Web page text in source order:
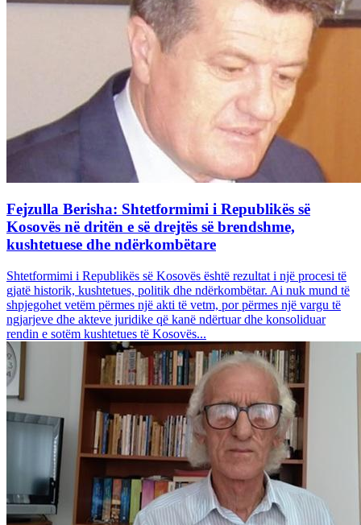
Fejzulla Berisha: Shtetformimi i Republikës së
Kosovës në dritën e së drejtës së brendshme,
kushtetuese dhe ndërkombëtare
Shtetformimi i Republikës së Kosovës është rezultat i një procesi të
gjatë historik, kushtetues, politik dhe ndërkombëtar. Ai nuk mund të
shpjegohet vetëm përmes një akti të vetm, por përmes një vargu të
ngjarjeve dhe akteve juridike që kanë ndërtuar dhe konsoliduar
rendin e sotëm kushtetues të Kosovës...